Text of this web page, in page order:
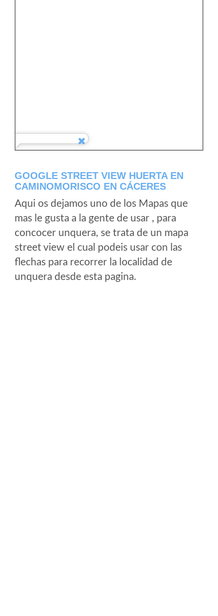
GOOGLE STREET VIEW HUERTA EN
CAMINOMORISCO EN CÁCERES
Aqui os dejamos uno de los Mapas que
mas le gusta a la gente de usar , para
concocer unquera, se trata de un mapa
street view el cual podeis usar con las
flechas para recorrer la localidad de
unquera desde esta pagina.